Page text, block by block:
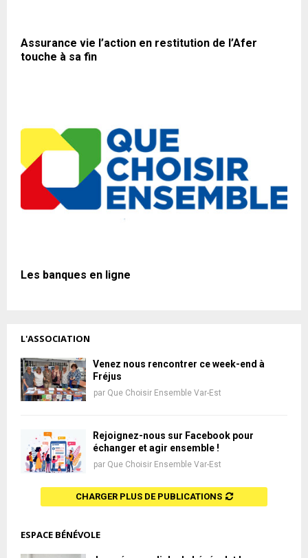
Assurance vie l’action en restitution de l’Afer
touche à sa fin
Les banques en ligne
L'ASSOCIATION
Venez nous rencontrer ce week-end à
Fréjus
par Que Choisir Ensemble Var-Est
Rejoignez-nous sur Facebook pour
échanger et agir ensemble !
par Que Choisir Ensemble Var-Est
CHARGER PLUS DE PUBLICATIONS
ESPACE BÉNÉVOLE